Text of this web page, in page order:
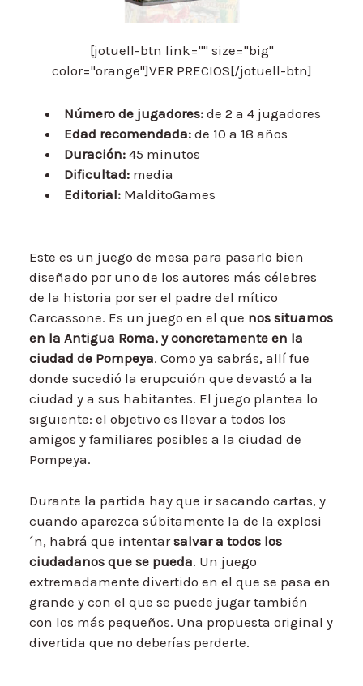
[jotuell-btn link="" size="big"
color="orange"]VER PRECIOS[/jotuell-btn]
Número de jugadores: de 2 a 4 jugadores
Edad recomendada: de 10 a 18 años
Duración: 45 minutos
Dificultad: media
Editorial: MalditoGames
Este es un juego de mesa para pasarlo bien
diseñado por uno de los autores más célebres
de la historia por ser el padre del mítico
Carcassone. Es un juego en el que nos situamos
en la Antigua Roma, y concretamente en la
ciudad de Pompeya. Como ya sabrás, allí fue
donde sucedió la erupcuión que devastó a la
ciudad y a sus habitantes. El juego plantea lo
siguiente: el objetivo es llevar a todos los
amigos y familiares posibles a la ciudad de
Pompeya.
Durante la partida hay que ir sacando cartas, y
cuando aparezca súbitamente la de la explosi
´n, habrá que intentarsalvar a todos los
ciudadanos que se pueda. Un juego
extremadamente divertido en el que se pasa en
grande y con el que se puede jugar también
con los más pequeños. Una propuesta original y
divertida que no deberías perderte.